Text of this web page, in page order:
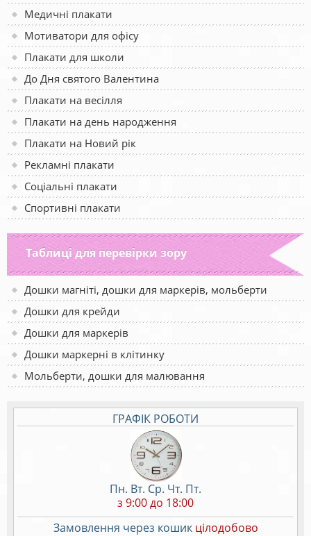
Медичні плакати
Мотиватори для офісу
Плакати для школи
До Дня святого Валентина
Плакати на весілля
Плакати на день народження
Плакати на Новий рік
Рекламні плакати
Соціальні плакати
Спортивні плакати
Таблиці для перевірки зору
Дошки магніті, дошки для маркерів, мольберти
Дошки для крейди
Дошки для маркерів
Дошки маркерні в клітинку
Мольберти, дошки для малювання
ГРАФІК РОБОТИ
Пн. Вт. Ср. Чт. Пт.
з 9:00 до 18:00
Замовлення через кошик цілодобово